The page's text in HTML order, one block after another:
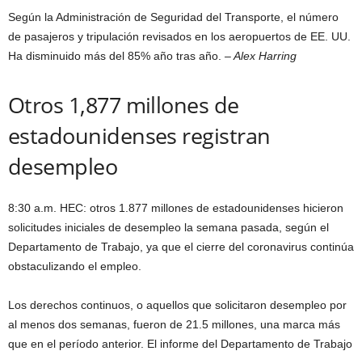
Según la Administración de Seguridad del Transporte, el número
de pasajeros y tripulación revisados ​​en los aeropuertos de EE. UU.
Ha disminuido más del 85% año tras año. – Alex Harring
Otros 1,877 millones de
estadounidenses registran
desempleo
8:30 a.m. HEC: otros 1.877 millones de estadounidenses hicieron
solicitudes iniciales de desempleo la semana pasada, según el
Departamento de Trabajo, ya que el cierre del coronavirus continúa
obstaculizando el empleo.
Los derechos continuos, o aquellos que solicitaron desempleo por
al menos dos semanas, fueron de 21.5 millones, una marca más
que en el período anterior. El informe del Departamento de Trabajo